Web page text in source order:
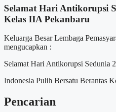
Selamat Hari Antikorupsi
Kelas IIA Pekanbaru
Keluarga Besar Lembaga
mengucapkan :
Selamat Hari Antikorupsi Sedunia
Indonesia Pulih Bersatu Berantas
Pencarian